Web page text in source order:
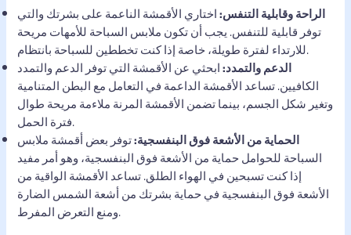
الراحة وقابلية التنفس:اختاري الأقمشة الناعمة على بشرتك والتي
توفر قابلية للتنفس. يجب أن تكون ملابس السباحة للأمهات مريحة
للارتداء لفترة طويلة، خاصة إذا كنت تخططين للسباحة بانتظام.
الدعم والتمدد:ابحثي عن الأقمشة التي توفر الدعم والتمدد
الكافيين. تساعد الأقمشة الداعمة في التعامل مع البطن المتنامية
وتغير شكل الجسم، بينما تضمن الأقمشة المرنة ملاءمة مريحة طوال
فترة الحمل.
الحماية من الأشعة فوق البنفسجية:توفر بعض أقمشة ملابس
السباحة للحوامل حماية من الأشعة فوق البنفسجية، وهو أمر مفيد
إذا كنت تسبحين في الهواء الطلق. تساعد الأقمشة الواقية من
الأشعة فوق البنفسجية في حماية بشرتك من أشعة الشمس الضارة
ومنع التعرض المفرط.